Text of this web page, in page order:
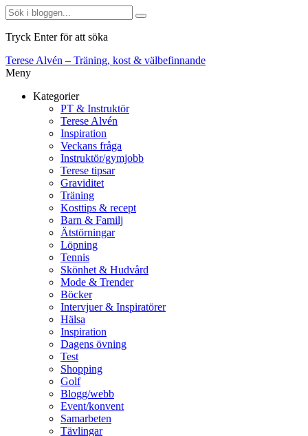
Tryck Enter för att söka
Terese Alvén – Träning, kost & välbefinnande
Meny
Kategorier
PT & Instruktör
Terese Alvén
Inspiration
Veckans fråga
Instruktör/gymjobb
Terese tipsar
Graviditet
Träning
Kosttips & recept
Barn & Familj
Ätstörningar
Löpning
Tennis
Skönhet & Hudvård
Mode & Trender
Böcker
Intervjuer & Inspiratörer
Hälsa
Inspiration
Dagens övning
Test
Shopping
Golf
Blogg/webb
Event/konvent
Samarbeten
Tävlingar